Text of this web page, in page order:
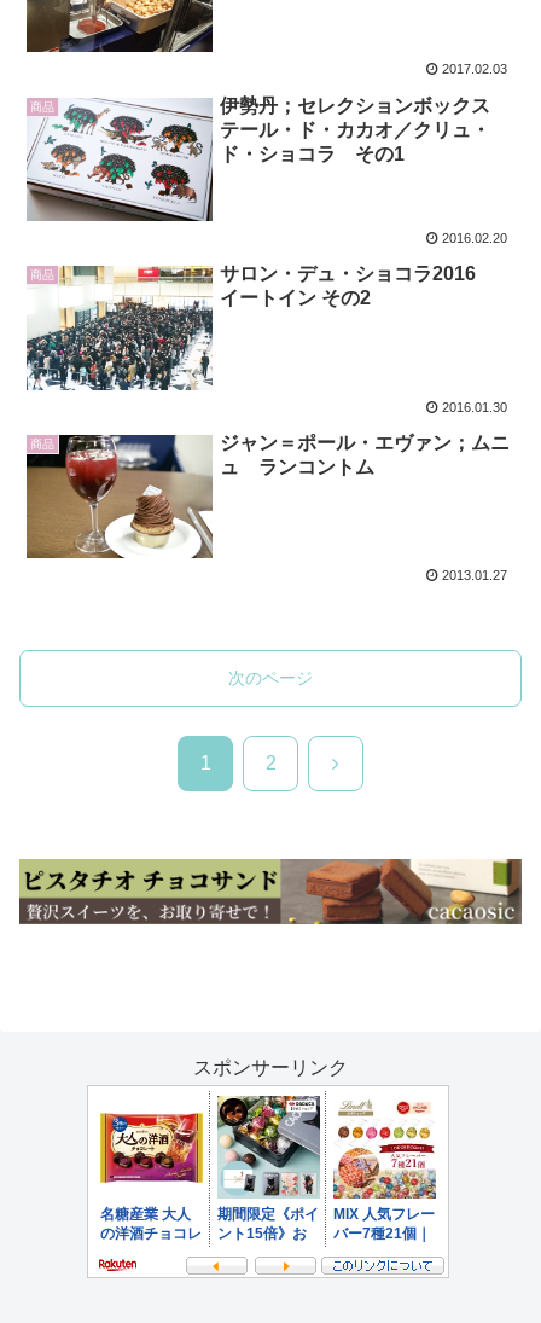
2017.02.03
商品
伊勢丹；セレクションボックス
テール・ド・カカオ／クリュ・
ド・ショコラ その1
2016.02.20
商品
サロン・デュ・ショコラ2016
イートイン その2
2016.01.30
商品
ジャン＝ポール・エヴァン；ムニ
ュ ランコントム
2013.01.27
次のページ
1 2 次
スポンサーリンク